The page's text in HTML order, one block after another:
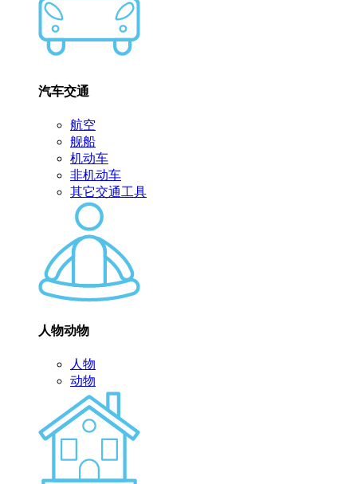
汽车交通
航空
舰船
机动车
非机动车
其它交通工具
人物动物
人物
动物